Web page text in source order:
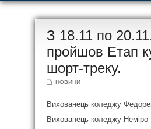
20
З 18.11 по
пройшов Етап
шорт-треку.
НОВИНИ
Вихованець коледжу
Вихованець коледжу